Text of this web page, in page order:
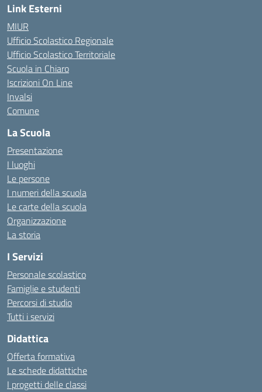
Link Esterni
MIUR
Ufficio Scolastico Regionale
Ufficio Scolastico Territoriale
Scuola in Chiaro
Iscrizioni On Line
Invalsi
Comune
La Scuola
Presentazione
I luoghi
Le persone
I numeri della scuola
Le carte della scuola
Organizzazione
La storia
I Servizi
Personale scolastico
Famiglie e studenti
Percorsi di studio
Tutti i servizi
Didattica
Offerta formativa
Le schede didattiche
I progetti delle classi